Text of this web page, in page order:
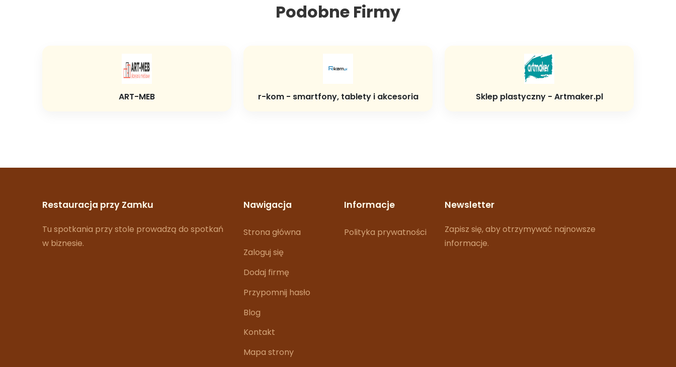
Podobne Firmy
ART-MEB r-kom - smartfony, tablety i akcesoria Sklep plastyczny - Artmaker.pl
Restauracja przy Zamku
Tu spotkania przy stole prowadzą do spotkań
w biznesie.
Nawigacja
Strona główna
Zaloguj się
Dodaj firmę
Przypomnij hasło
Blog
Kontakt
Mapa strony
Informacje
Polityka prywatności
Newsletter
Zapisz się, aby otrzymywać najnowsze
informacje.